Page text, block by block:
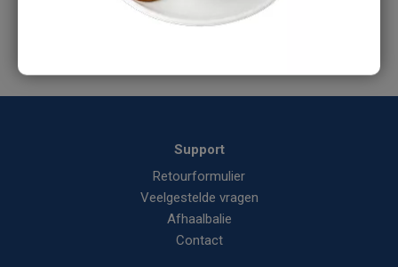
Support
Retourformulier
Veelgestelde vragen
Afhaalbalie
Contact